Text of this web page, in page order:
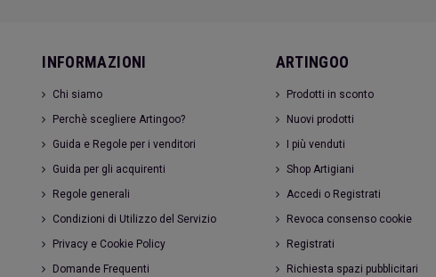
INFORMAZIONI
Chi siamo
Perchè scegliere Artingoo?
Guida e Regole per i venditori
Guida per gli acquirenti
Regole generali
Condizioni di Utilizzo del Servizio
Privacy e Cookie Policy
Domande Frequenti
ARTINGOO
Prodotti in sconto
Nuovi prodotti
I più venduti
Shop Artigiani
Accedi o Registrati
Revoca consenso cookie
Registrati
Richiesta spazi pubblicitari